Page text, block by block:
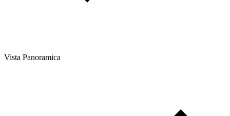
Vista Panoramica